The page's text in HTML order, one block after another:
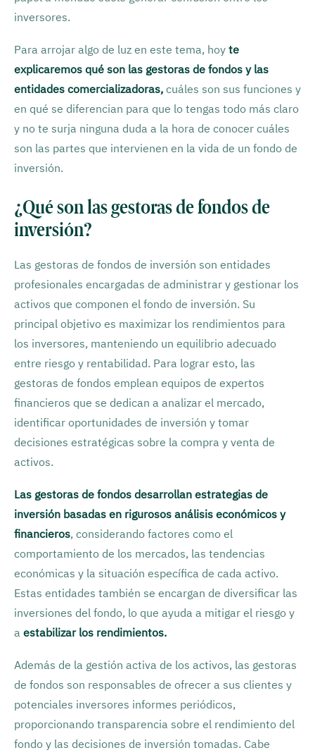
inversores.
Para arrojar algo de luz en este tema, hoy te
explicaremos qué son las gestoras de fondos y las
entidades comercializadoras, cuáles son sus funciones y
en qué se diferencian para que lo tengas todo más claro
y no te surja ninguna duda a la hora de conocer cuáles
son las partes que intervienen en la vida de un fondo de
inversión.
¿Qué son las gestoras de fondos de
inversión?
Las gestoras de fondos de inversión son entidades
profesionales encargadas de administrar y gestionar los
activos que componen el fondo de inversión. Su
principal objetivo es maximizar los rendimientos para
los inversores, manteniendo un equilibrio adecuado
entre riesgo y rentabilidad. Para lograr esto, las
gestoras de fondos emplean equipos de expertos
financieros que se dedican a analizar el mercado,
identificar oportunidades de inversión y tomar
decisiones estratégicas sobre la compra y venta de
activos.
Las gestoras de fondos desarrollan estrategias de
inversión basadas en rigurosos análisis económicos y
financieros, considerando factores como el
comportamiento de los mercados, las tendencias
económicas y la situación específica de cada activo.
Estas entidades también se encargan de diversificar las
inversiones del fondo, lo que ayuda a mitigar el riesgo y
a estabilizar los rendimientos.
Además de la gestión activa de los activos, las gestoras
de fondos son responsables de ofrecer a sus clientes y
potenciales inversores informes periódicos,
proporcionando transparencia sobre el rendimiento del
fondo y las decisiones de inversión tomadas. Cabe